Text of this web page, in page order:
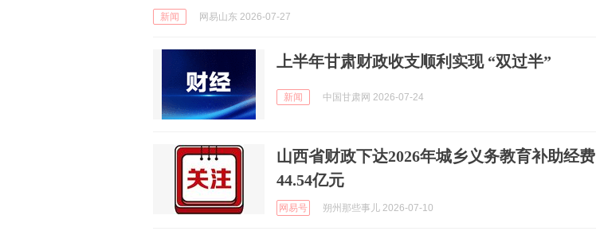
新闻 网易山东 2026-07-27
上半年甘肃财政收支顺利实现 “双过半”
新闻 中国甘肃网 2026-07-24
山西省财政下达2026年城乡义务教育补助经费
44.54亿元
网易号 朔州那些事儿 2026-07-10